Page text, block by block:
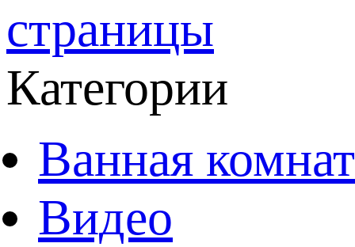
страницы
Категории
Ванная
Видео